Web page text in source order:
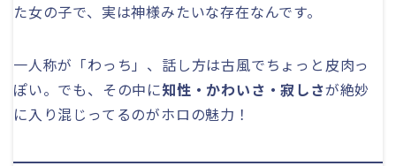
た女の子で、実は神様みたいな存在なんです。
一人称が「わっち」、話し方は古風でちょっと皮肉っ
ぽい。でも、その中に知性・かわいさ・寂しさが絶妙
に入り混じってるのがホロの魅力！